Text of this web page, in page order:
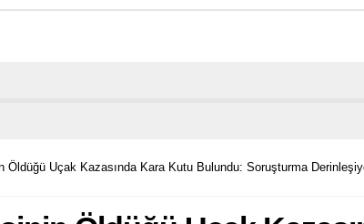
Öldüğü Uçak Kazasında Kara Kutu Bulundu: Soruşturma